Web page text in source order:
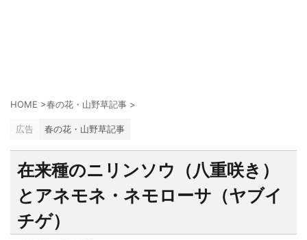
HOME >春の花・山野草記事 >
広告 春の花・山野草記事
在来種のニリンソウ（八重咲き）
とアネモネ・ネモローサ（ヤブイ
チゲ）